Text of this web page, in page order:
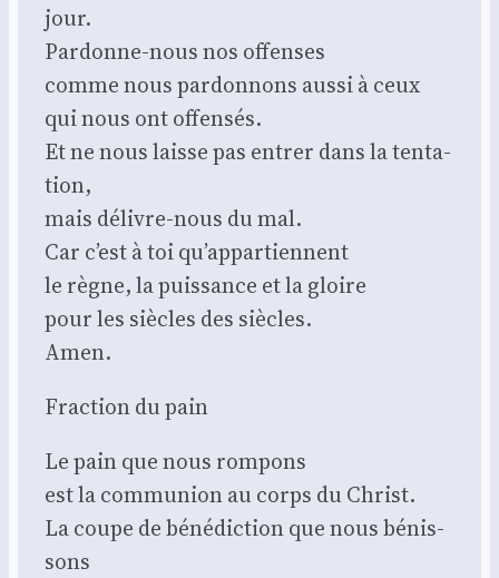
jour.
Par­donne-nous nos offenses
comme nous par­don­nons aus­si à ceux
qui nous ont offen­sés.
Et ne nous laisse pas entrer dans la ten­ta­
tion,
mais délivre-nous du mal.
Car c’est à toi qu’appartiennent
le règne, la puis­sance et la gloire
pour les siècles des siècles.
Amen.
Frac­tion du pain
Le pain que nous rom­pons
est la com­mu­nion au corps du Christ.
La coupe de béné­dic­tion que nous bénis­
sons